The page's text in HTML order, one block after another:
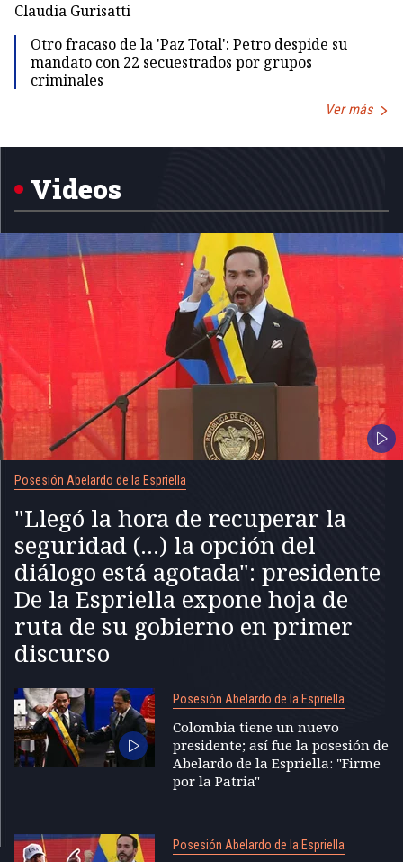
Claudia Gurisatti
Otro fracaso de la 'Paz Total': Petro despide su
mandato con 22 secuestrados por grupos
criminales
Ver más
Videos
Posesión Abelardo de la Espriella
"Llegó la hora de recuperar la
seguridad (...) la opción del
diálogo está agotada": presidente
De la Espriella expone hoja de
ruta de su gobierno en primer
discurso
Posesión Abelardo de la Espriella
Colombia tiene un nuevo
presidente; así fue la posesión de
Abelardo de la Espriella: "Firme
por la Patria"
Posesión Abelardo de la Espriella